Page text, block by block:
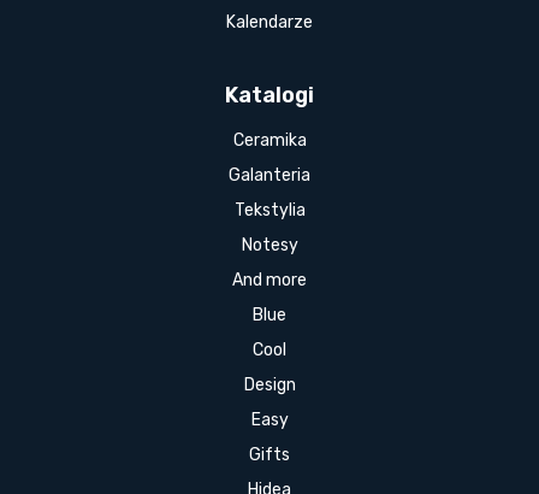
Kalendarze
Katalogi
Ceramika
Galanteria
Tekstylia
Notesy
And more
Blue
Cool
Design
Easy
Gifts